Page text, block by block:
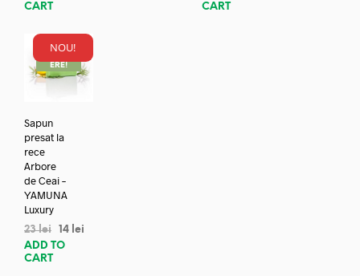
CART
CART
NOU!
REDUC
ERE!
Sapun
presat la
rece
Arbore
de Ceai –
YAMUNA
Luxury
23lei 14 lei
ADD TO
CART